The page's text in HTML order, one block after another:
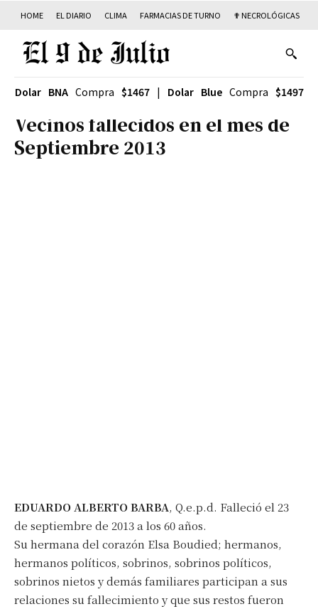
HOME EL DIARIO CLIMA FARMACIAS DE TURNO ✟ NECROLÓGICAS
Dolar BNACompra $1467| Dolar BlueCompra $1497
Vecinos fallecidos en el mes de
Septiembre 2013
EDUARDO ALBERTO BARBA, Q.e.p.d. Falleció el 23
de septiembre de 2013 a los 60 años.
Su hermana del corazón Elsa Boudied; hermanos,
hermanos políticos, sobrinos, sobrinos políticos,
sobrinos nietos y demás familiares participan a sus
relaciones su fallecimiento y que sus restos fueron